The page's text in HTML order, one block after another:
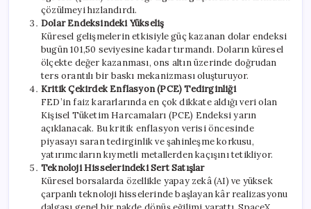
çözülmeyi hızlandırdı.
Dolar Endeksindeki Yükseliş
Küresel gelişmelerin etkisiyle güç kazanan dolar endeksi
bugün 101,50 seviyesine kadar tırmandı. Doların küresel
ölçekte değer kazanması, ons altın üzerinde doğrudan
ters orantılı bir baskı mekanizması oluşturuyor.
Kritik Çekirdek Enflasyon (PCE) Tedirginliği
FED’in faiz kararlarında en çok dikkate aldığı veri olan
Kişisel Tüketim Harcamaları (PCE) Endeksi yarın
açıklanacak. Bu kritik enflasyon verisi öncesinde
piyasayı saran tedirginlik ve şahinleşme korkusu,
yatırımcıların kıymetli metallerden kaçışını tetikliyor.
Teknoloji Hisselerindeki Sert Satışlar
Küresel borsalarda özellikle yapay zekâ (AI) ve yüksek
çarpanlı teknoloji hisselerinde başlayan kâr realizasyonu